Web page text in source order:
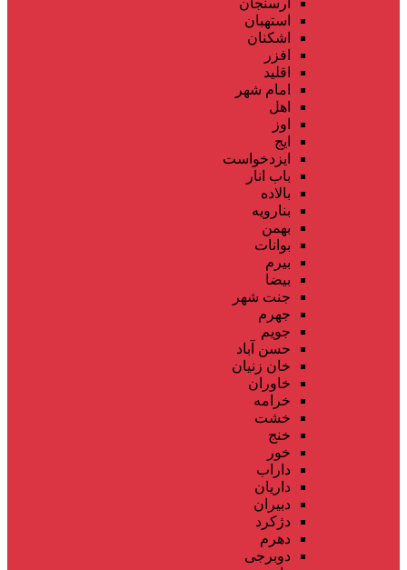
استهبان
اشکنان
افزر
اقلید
امام شهر
اهل
اوز
ایج
ایزدخواست
باب انار
بالاده
بنارویه
بهمن
بوانات
بیرم
بیضا
جنت شهر
جهرم
جویم
حسن آباد
خان زنیان
خاوران
خرامه
خشت
خنج
خور
داراب
داریان
دبیران
دژکرد
دهرم
دوبرجی